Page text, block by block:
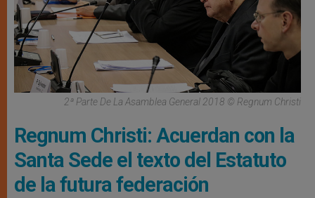
2ª Parte De La Asamblea General 2018 © Regnum Christi
Regnum Christi: Acuerdan con la
Santa Sede el texto del Estatuto
de la futura federación